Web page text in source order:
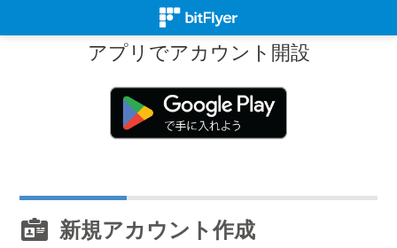
アプリでアカウント開設
新規アカウント作成